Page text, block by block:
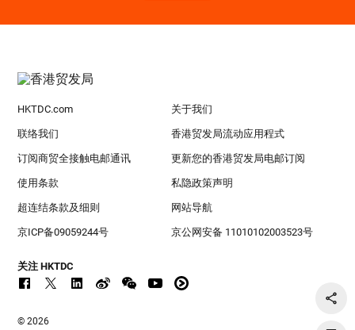
HKTDC.com 关于我们
联络我们 香港贸发局流动应用程式
订阅商贸全接触电邮通讯 更新您的香港贸发局电邮订阅
使用条款 私隐政策声明
超连结条款及细则 网站导航
京ICP备09059244号 京公网安备 11010102003523号
关注 HKTDC
© 2026